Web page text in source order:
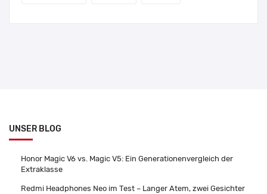
UNSER BLOG
Honor Magic V6 vs. Magic V5: Ein Generationenvergleich der
Extraklasse
Redmi Headphones Neo im Test – Langer Atem, zwei Gesichter